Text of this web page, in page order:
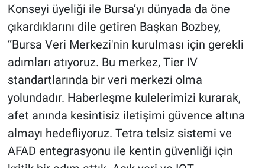
Konseyi üyeliği ile Bursa’yı dünyada da öne
çıkardıklarını dile getiren Başkan Bozbey,
“Bursa Veri Merkezi'nin kurulması için gerekli
adımları atıyoruz. Bu merkez, Tier IV
standartlarında bir veri merkezi olma
yolundadır. Haberleşme kulelerimizi kurarak,
afet anında kesintisiz iletişimi güvence altına
almayı hedefliyoruz. Tetra telsiz sistemi ve
AFAD entegrasyonu ile kentin güvenliği için